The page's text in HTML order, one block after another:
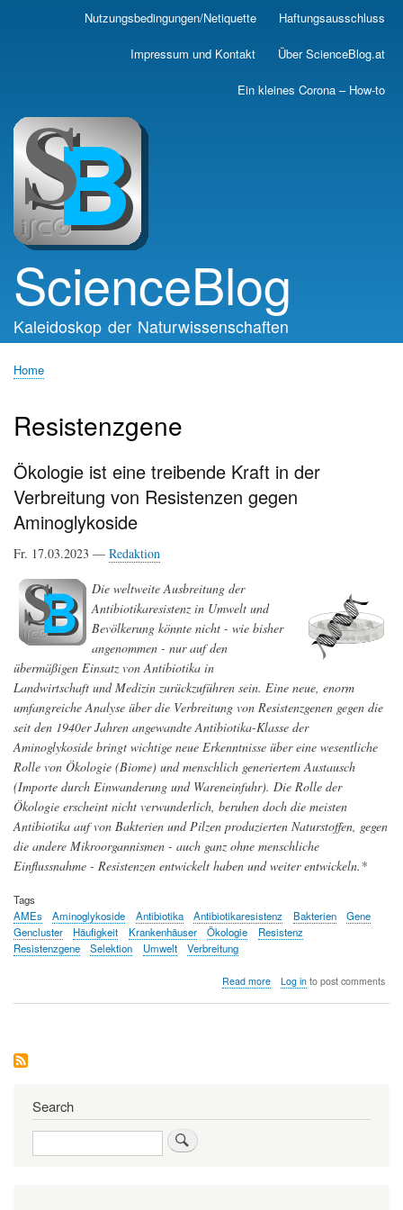
Skip
main
Nutzungsbedingungen/Netiquette Haftungsausschluss
Impressum und Kontakt Über ScienceBlog.at
Ein kleines Corona – How-to
ScienceBlog
Kaleidoskop der Naturwissenschaften
Home
Resistenzgene
Ökologie ist eine treibende Kraft in der
Verbreitung von Resistenzen gegen
Aminoglykoside
Fr. 17.03.2023 — Redaktion
Die weltweite Ausbreitung der
Antibiotikaresistenz in Umwelt und
Bevölkerung könnte nicht - wie bisher
angenommen - nur auf den
übermäßigen Einsatz von Antibiotika in
Landwirtschaft und Medizin zurückzuführen sein. Eine neue, enorm
umfangreiche Analyse über die Verbreitung von Resistenzgenen gegen die
seit den 1940er Jahren angewandte Antibiotika-Klasse der
Aminoglykoside bringt wichtige neue Erkenntnisse über eine wesentliche
Rolle von Ökologie (Biome) und menschlich generiertem Austausch
(Importe durch Einwanderung und Wareneinfuhr). Die Rolle der
Ökologie erscheint nicht verwunderlich, beruhen doch die meisten
Antibiotika auf von Bakterien und Pilzen produzierten Naturstoffen, gegen
die andere Mikroorgannismen - auch ganz ohne menschliche
Einflussnahme - Resistenzen entwickelt haben und weiter entwickeln.*
Tags
AMEs
Aminoglykoside Antibiotika Antibiotikaresistenz Bakterien
Gene
Gencluster
Häufigkeit Krankenhäuser Ökologie
Resistenz
Resistenzgene
Selektion Umwelt Verbreitung
Read moreabout
von
Log into post comments
Search
Search